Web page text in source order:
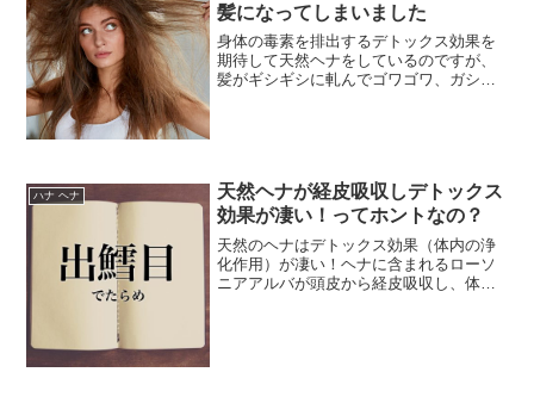
髪になってしまいました
身体の毒素を排出するデトックス効果を
期待して天然ヘナをしているのですが、
髪がギシギシに軋んでゴワゴワ、ガシガ
ハナ ヘナ
天然ヘナが経皮吸収しデトックス
効果が凄い！ってホントなの？
天然のヘナはデトックス効果（体内の浄
化作用）が凄い！ヘナに含まれるローソ
ニアアルバが頭皮から経皮吸収し、体内